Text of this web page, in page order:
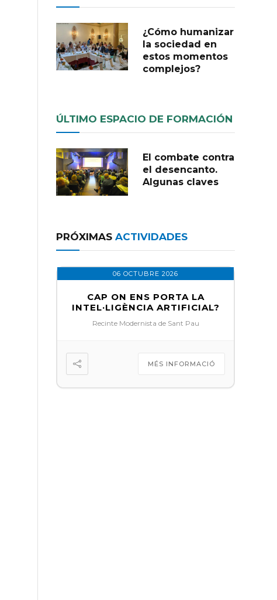
¿Cómo humanizar
la sociedad en
estos momentos
complejos?
ÚLTIMO ESPACIO DE FORMACIÓN
El combate contra
el desencanto.
Algunas claves
PRÓXIMASACTIVIDADES
06 OCTUBRE 2026
CAP ON ENS PORTA LA
INTEL·LIGÈNCIA ARTIFICIAL?
Recinte Modernista de Sant Pau
MÉS INFORMACIÓ